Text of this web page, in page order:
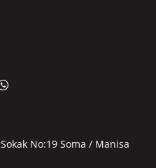
No:19 Soma / Manisa